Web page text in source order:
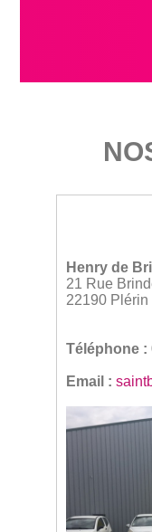
Henry de
21 Rue
22190 Plérin
Téléphone :
Email :